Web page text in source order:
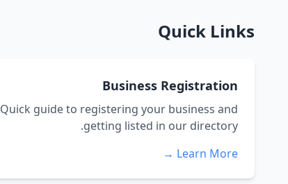
Quick Links
Business Registration
Quick guide to registering your business and
getting listed in our directory.
Learn More →